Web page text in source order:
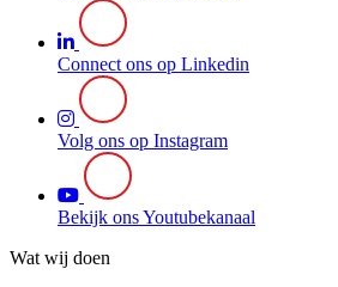
Connect ons op Linkedin
Volg ons op Instagram
Bekijk ons Youtubekanaal
Wat wij doen